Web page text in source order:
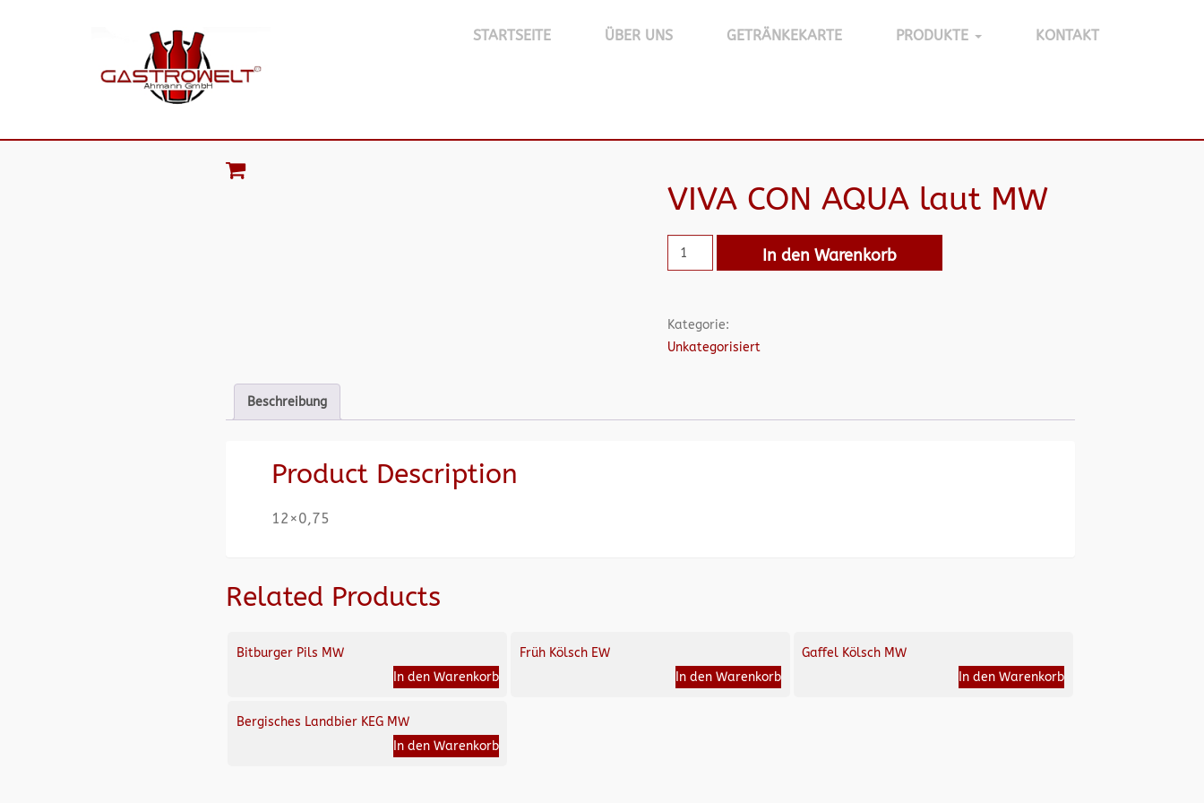
STARTSEITE ÜBER UNS GETRÄNKEKARTE PRODUKTE KONTAKT
VIVA CON AQUA laut MW
In den Warenkorb
Kategorie:
Unkategorisiert
Beschreibung
Product Description
12×0,75
Related Products
Bitburger Pils MW
In den Warenkorb
Früh Kölsch EW
In den Warenkorb
Gaffel Kölsch MW
In den Warenkorb
Bergisches Landbier KEG MW
In den Warenkorb